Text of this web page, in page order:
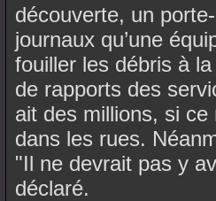
découverte, un
journaux qu’une
fouiller les débris à
de rapports des
ait des millions, si ce
dans les rues.
"Il ne devrait pas y
déclaré.